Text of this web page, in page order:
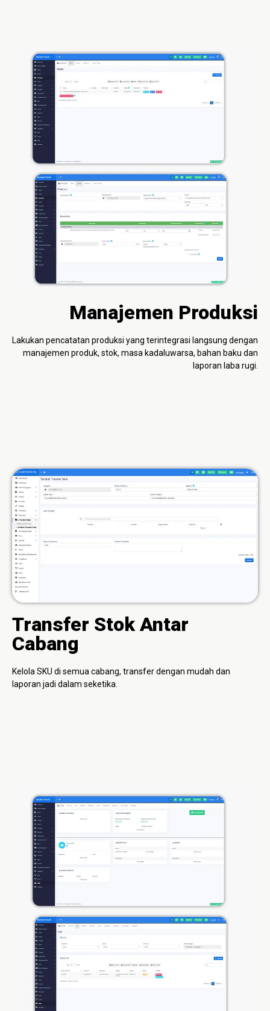
Manajemen Produksi
Lakukan pencatatan produksi yang terintegrasi langsung dengan
manajemen produk, stok, masa kadaluwarsa, bahan baku dan
laporan laba rugi.
Transfer Stok Antar
Cabang
Kelola SKU di semua cabang, transfer dengan mudah dan
laporan jadi dalam seketika.